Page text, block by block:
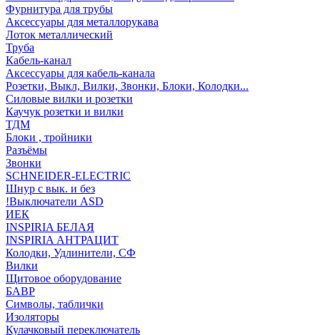
Фурнитура для трубы
Аксессуары для металлорукава
Лоток металлический
Труба
Кабель-канал
Аксессуары для кабель-канала
Розетки, Выкл, Вилки, Звонки, Блоки, Колодки...
Силовые вилки и розетки
Каучук розетки и вилки
ТДМ
Блоки , тройники
Разъёмы
Звонки
SCHNEIDER-ELECTRIC
Шнур с вык. и без
!Выключатели ASD
ИЕК
INSPIRIA БЕЛАЯ
INSPIRIA АНТРАЦИТ
Колодки, Удлинители, СФ
Вилки
Щитовое оборудование
БАВР
Символы, таблички
Изоляторы
Кулачковый переключатель